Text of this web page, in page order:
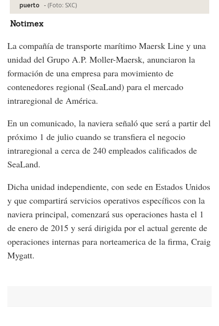
puerto - (Foto: SXC)
Notimex
La compañía de transporte marítimo Maersk Line y una
unidad del Grupo A.P. Moller-Maersk, anunciaron la
formación de una empresa para movimiento de
contenedores regional (SeaLand) para el mercado
intraregional de América.
En un comunicado, la naviera señaló que será a partir del
próximo 1 de julio cuando se transfiera el negocio
intraregional a cerca de 240 empleados calificados de
SeaLand.
Dicha unidad independiente, con sede en Estados Unidos
y que compartirá servicios operativos específicos con la
naviera principal, comenzará sus operaciones hasta el 1
de enero de 2015 y será dirigida por el actual gerente de
operaciones internas para norteamerica de la firma, Craig
Mygatt.